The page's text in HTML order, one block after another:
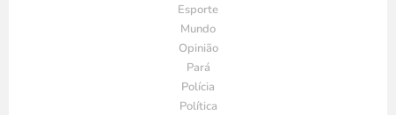
Esporte
Mundo
Opinião
Pará
Polícia
Política